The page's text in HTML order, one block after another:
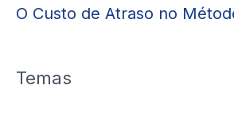
O Custo de Atraso no
Temas